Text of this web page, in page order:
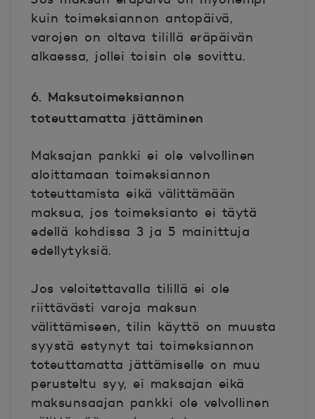
kuin toimeksiannon antopäivä,
varojen on oltava tilillä eräpäivän
alkaessa, jollei toisin ole sovittu.
6. Maksutoimeksiannon
toteuttamatta jättäminen
Maksajan pankki ei ole velvollinen
aloittamaan toimeksiannon
toteuttamista eikä välittämään
maksua, jos toimeksianto ei täytä
edellä kohdissa 3 ja 5 mainittuja
edellytyksiä.
Jos veloitettavalla tilillä ei ole
riittävästi varoja maksun
välittämiseen, tilin käyttö on muusta
syystä estynyt tai toimeksiannon
toteuttamatta jättämiselle on muu
perusteltu syy, ei maksajan eikä
maksunsaajan pankki ole velvollinen